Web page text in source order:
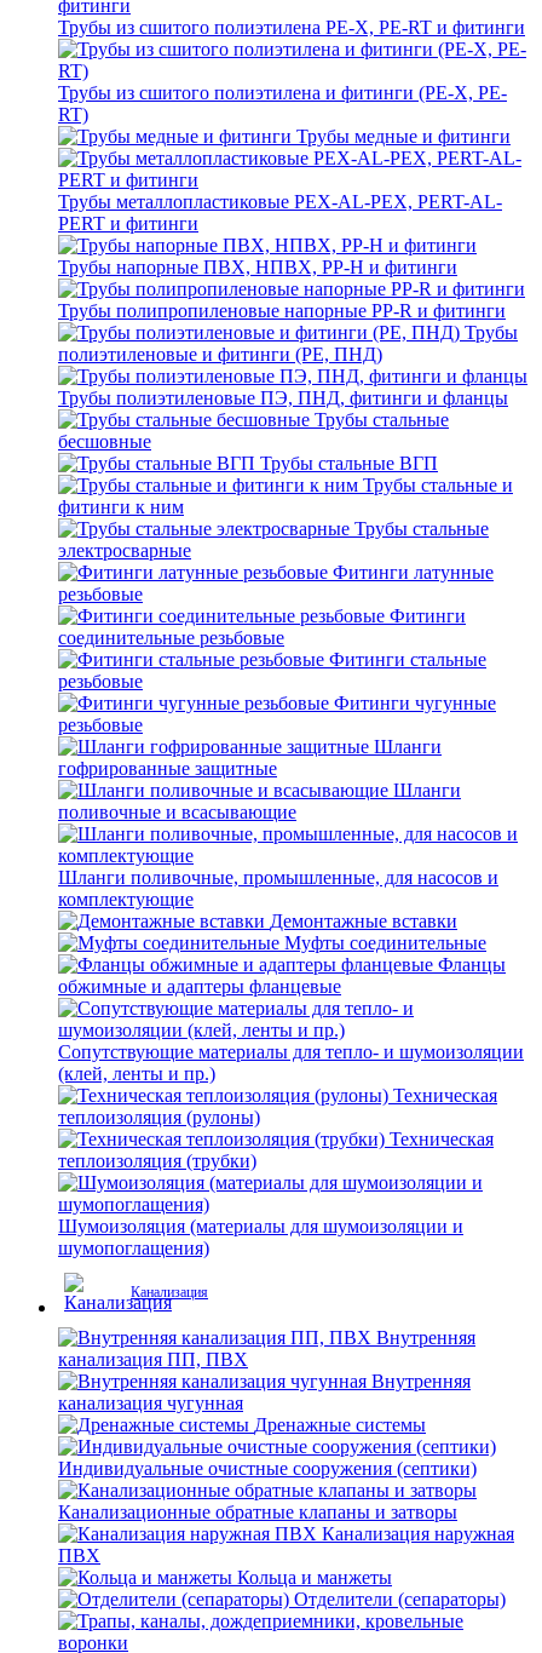
Трубы из сшитого полиэтилена PE-X, PE-RT и фитинги
Трубы из сшитого полиэтилена и фитинги (PE-X, PE-
RT)
Трубы медные и фитинги
Трубы металлопластиковые PEX-AL-PEX, PERT-AL-
PERT и фитинги
Трубы напорные ПВХ, НПВХ, PP-H и фитинги
Трубы полипропиленовые напорные PP-R и фитинги
Трубы
полиэтиленовые и фитинги (PE, ПНД)
Трубы полиэтиленовые ПЭ, ПНД, фитинги и фланцы
Трубы стальные
бесшовные
Трубы стальные ВГП
Трубы стальные и
фитинги к ним
Трубы стальные
электросварные
Фитинги латунные
резьбовые
Фитинги
соединительные резьбовые
Фитинги стальные
резьбовые
Фитинги чугунные
резьбовые
Шланги
гофрированные защитные
Шланги
поливочные и всасывающие
Шланги поливочные, промышленные, для насосов и
комплектующие
Демонтажные вставки
Муфты соединительные
Фланцы
обжимные и адаптеры фланцевые
Сопутствующие материалы для тепло- и шумоизоляции
(клей, ленты и пр.)
Техническая
теплоизоляция (рулоны)
Техническая
теплоизоляция (трубки)
Шумоизоляция (материалы для шумоизоляции и
шумопоглащения)
Канализация
Внутренняя
канализация ПП, ПВХ
Внутренняя
канализация чугунная
Дренажные системы
Индивидуальные очистные сооружения (септики)
Канализационные обратные клапаны и затворы
Канализация наружная
ПВХ
Кольца и манжеты
Отделители (сепараторы)